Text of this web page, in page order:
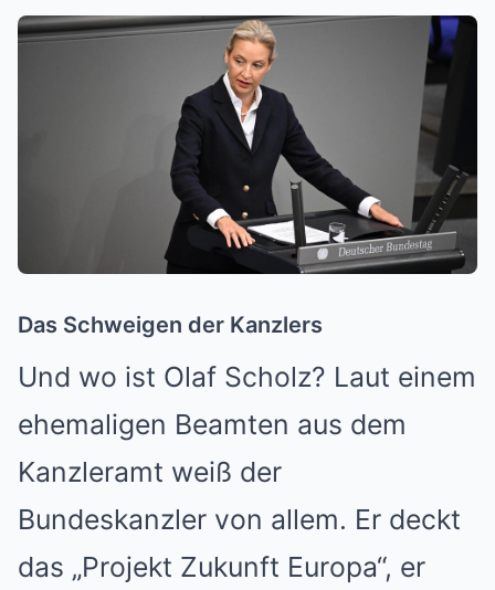
Das Schweigen der Kanzlers
Und wo ist Olaf Scholz? Laut einem
ehemaligen Beamten aus dem
Kanzleramt weiß der
Bundeskanzler von allem. Er deckt
das „Projekt Zukunft Europa“, er